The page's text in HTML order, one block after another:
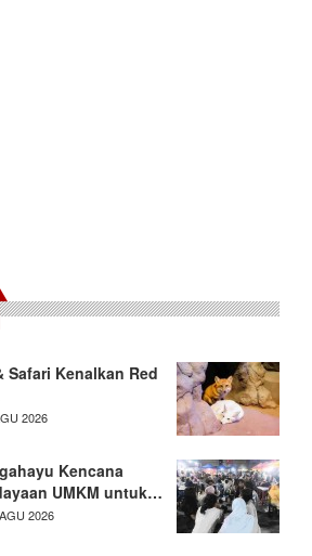
Safari Kenalkan Red
2026
Kencana
UMKM untuk…
2026